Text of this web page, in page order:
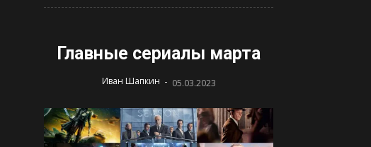
Главные сериалы марта
Иван Шапкин - 05.03.2023